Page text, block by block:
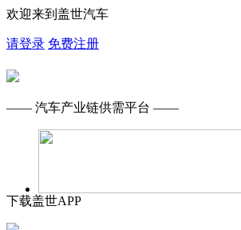
欢迎来到盖世汽车
请登录 免费注册
—— 汽车产业链供需平台 ——
下载盖世APP